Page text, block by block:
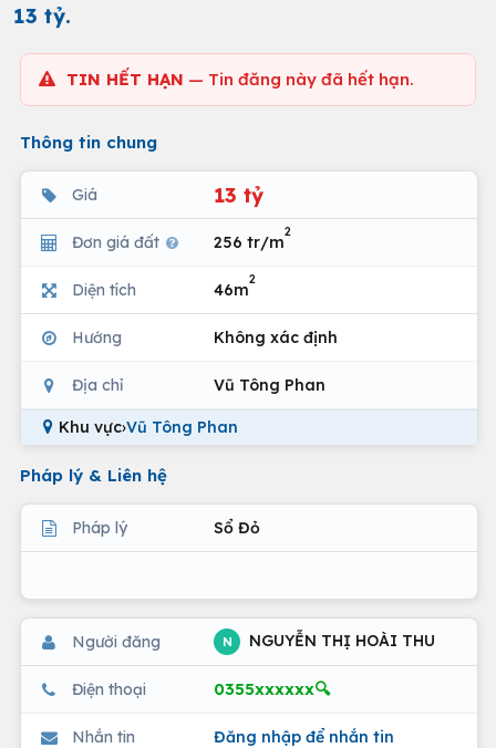
13 tỷ.
TIN HẾT HẠN — Tin đăng này đã hết hạn.
Thông tin chung
Giá 13 tỷ
Đơn giá đất 256 tr/m
2
Diện tích 46m
2
Hướng Không xác định
Địa chỉ Vũ Tông Phan
Khu vực›Vũ Tông Phan
Pháp lý & Liên hệ
Pháp lý Sổ Đỏ
Người đăng N NGUYỄN THỊ HOÀI THU
Điện thoại 0355xxxxxx🔍
Nhắn tin Đăng nhập để nhắn tin